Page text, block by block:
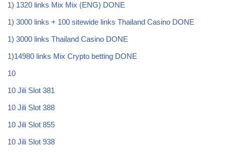
1) 1320 links Mix Mix (ENG) DONE
1) 3000 links + 100 sitewide links Thailand Casino DONE
1) 3000 links Thailand Casino DONE
1)14980 links Mix Crypto betting DONE
10
10 Jili Slot 381
10 Jili Slot 388
10 Jili Slot 855
10 Jili Slot 938